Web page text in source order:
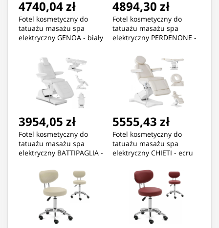
4740,04 zł
Fotel kosmetyczny do
tatuażu masażu spa
elektryczny GENOA - biały
4894,30 zł
Fotel kosmetyczny do
tatuażu masażu spa
elektryczny PERDENONE -
3954,05 zł
Fotel kosmetyczny do
tatuażu masażu spa
elektryczny BATTIPAGLIA -
5555,43 zł
Fotel kosmetyczny do
tatuażu masażu spa
elektryczny CHIETI - ecru